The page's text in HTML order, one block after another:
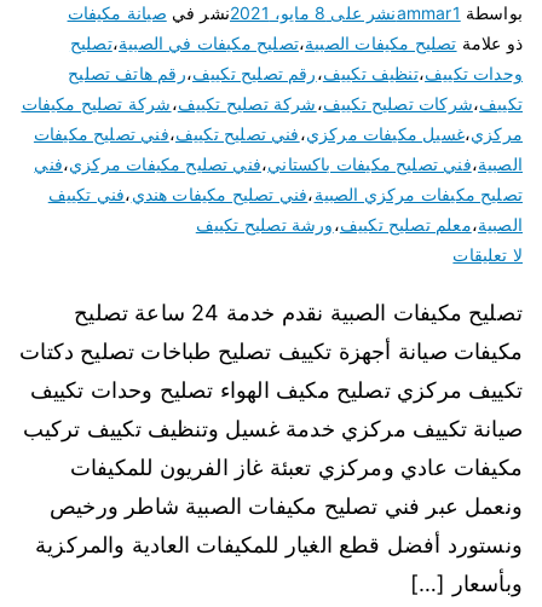
بواسطة ammar1نشر على 8 مايو، 2021 نشر في صيانة مكيفات
ذو علامة تصليح مكيفات الصبية،تصليح مكيفات في الصبية،تصليح
وحدات تكييف،تنظيف تكييف،رقم تصليح تكييف،رقم هاتف تصليح
تكييف،شركات تصليح تكييف،شركة تصليح تكييف،شركة تصليح مكيفات
مركزي،غسيل مكيفات مركزي،فني تصليح تكييف،فني تصليح مكيفات
الصبية،فني تصليح مكيفات باكستاني،فني تصليح مكيفات مركزي،فني
تصليح مكيفات مركزي الصبية،فني تصليح مكيفات هندي،فني تكييف
الصبية،معلم تصليح تكييف،ورشة تصليح تكييف
لا تعليقات
تصليح مكيفات الصبية نقدم خدمة 24 ساعة تصليح
مكيفات صيانة أجهزة تكييف تصليح طباخات تصليح دكتات
تكييف مركزي تصليح مكيف الهواء تصليح وحدات تكييف
صيانة تكييف مركزي خدمة غسيل وتنظيف تكييف تركيب
مكيفات عادي ومركزي تعبئة غاز الفريون للمكيفات
ونعمل عبر فني تصليح مكيفات الصبية شاطر ورخيص
ونستورد أفضل قطع الغيار للمكيفات العادية والمركزية
وبأسعار […]